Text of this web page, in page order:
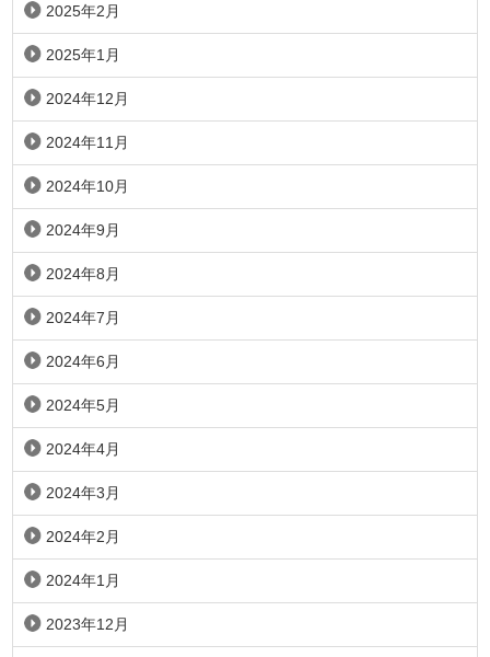
2025年2月
2025年1月
2024年12月
2024年11月
2024年10月
2024年9月
2024年8月
2024年7月
2024年6月
2024年5月
2024年4月
2024年3月
2024年2月
2024年1月
2023年12月